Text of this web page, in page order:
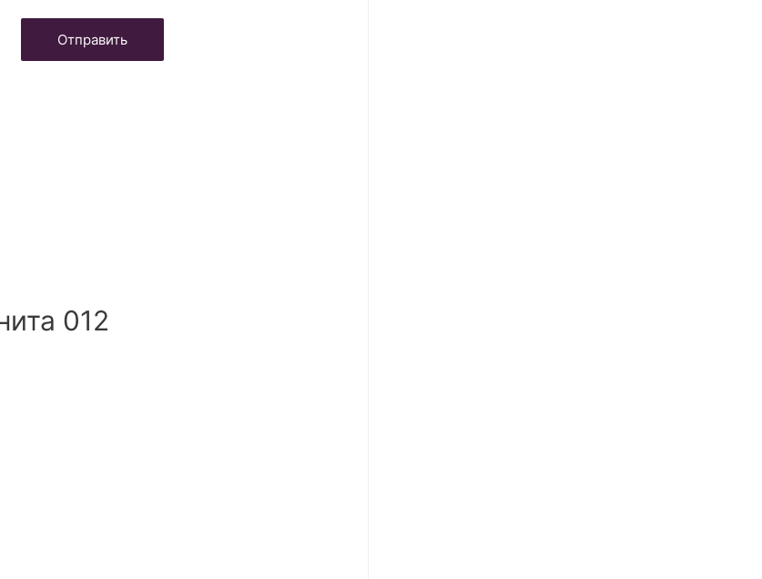
012